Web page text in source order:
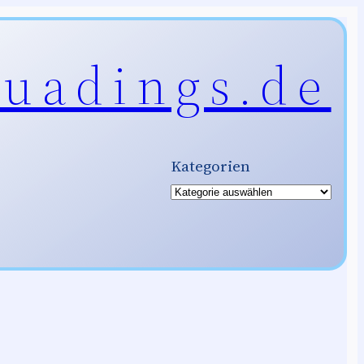
Kategorien